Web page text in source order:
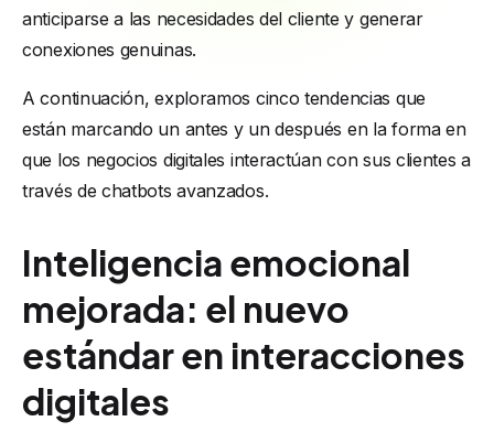
anticiparse a las necesidades del cliente y generar
conexiones genuinas.
A continuación, exploramos cinco tendencias que
están marcando un antes y un después en la forma en
que los negocios digitales interactúan con sus clientes a
través de chatbots avanzados.
Inteligencia emocional
mejorada: el nuevo
estándar en interacciones
digitales